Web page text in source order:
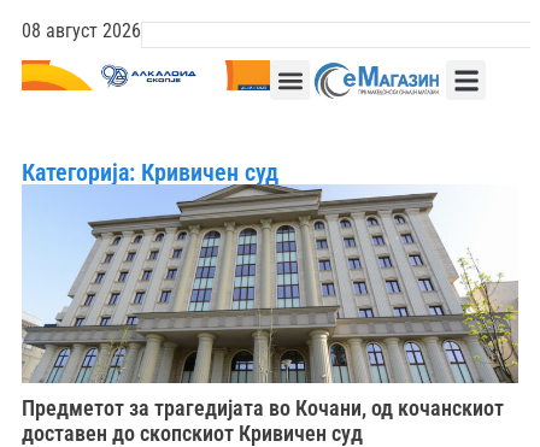
08 август 2026
Категорија: Кривичен суд
Предметот за трагедијата во Кочани, од кочанскиот
доставен до скопскиот Кривичен суд